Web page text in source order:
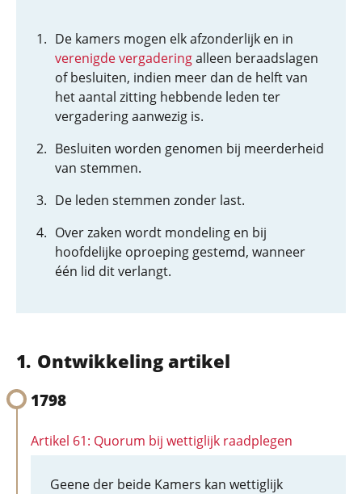
De kamers mogen elk afzonderlijk en in
verenigde vergaderingalleen beraadslagen
of besluiten, indien meer dan de helft van
het aantal zitting hebbende leden ter
vergadering aanwezig is.
Besluiten worden genomen bij meerderheid
van stemmen.
De leden stemmen zonder last.
Over zaken wordt mondeling en bij
hoofdelijke oproeping gestemd, wanneer
één lid dit verlangt.
Ontwikkeling artikel
1798
Artikel 61: Quorum bij wettiglijk raadplegen
Geene der beide Kamers kan wettiglijk